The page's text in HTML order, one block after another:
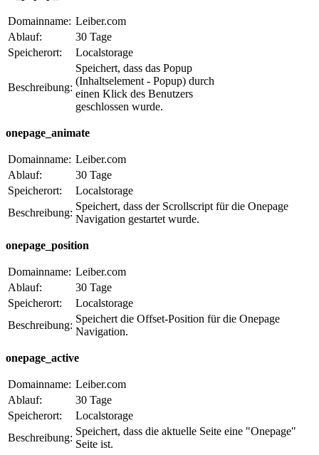
Domainname: Leiber.com
Ablauf:
30 Tage
Speicherort:
Localstorage
Beschreibung:
Speichert, dass das Popup
(Inhaltselement - Popup) durch
einen Klick des Benutzers
geschlossen wurde.
onepage_animate
Domainname: Leiber.com
Ablauf:
30 Tage
Speicherort:
Localstorage
Beschreibung:
Speichert, dass der Scrollscript für die Onepage
Navigation gestartet wurde.
onepage_position
Domainname: Leiber.com
Ablauf:
30 Tage
Speicherort:
Localstorage
Beschreibung:
Speichert die Offset-Position für die Onepage
Navigation.
onepage_active
Domainname: Leiber.com
Ablauf:
30 Tage
Speicherort:
Localstorage
Beschreibung:
Speichert, dass die aktuelle Seite eine "Onepage"
Seite ist.